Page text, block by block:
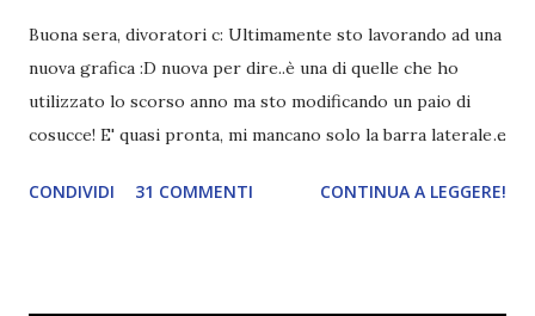
Buona sera, divoratori c: Ultimamente sto lavorando ad una
nuova grafica :D nuova per dire..è una di quelle che ho
utilizzato lo scorso anno ma sto modificando un paio di
cosucce! E' quasi pronta, mi mancano solo la barra laterale e
impazzire e.e Un po' mi dispiacerà abbandonare quest
CONDIVIDI 31 COMMENTI CONTINUA A LEGGERE!